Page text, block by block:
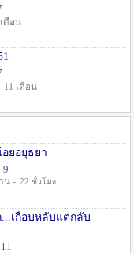
ดือน
11 เดือน
ยอยุธยา
9
น - 22 ชั่วโมง
เกือบหลับแต่กลับ
11